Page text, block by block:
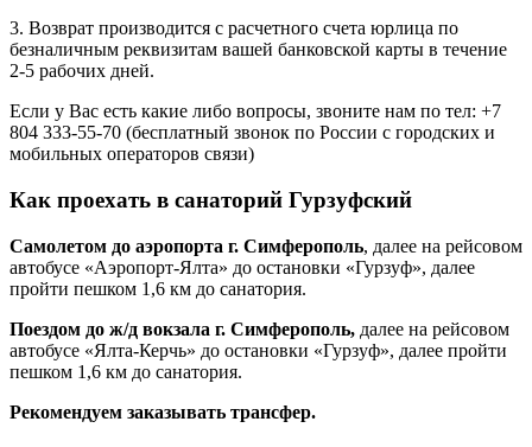
3. Возврат производится с расчетного счета юрлица по
безналичным реквизитам вашей банковской карты в течение
2-5 рабочих дней.
Если у Вас есть какие либо вопросы, звоните нам по тел: +7
804 333-55-70 (бесплатный звонок по России с городских и
мобильных операторов связи)
Как проехать в санаторий Гурзуфский
Самолетом до аэропорта г. Симферополь, далее на рейсовом
автобусе «Аэропорт-Ялта» до остановки «Гурзуф», далее
пройти пешком 1,6 км до санатория.
Поездом до ж/д вокзала г. Симферополь, далее на рейсовом
автобусе «Ялта-Керчь» до остановки «Гурзуф», далее пройти
пешком 1,6 км до санатория.
Рекомендуем заказывать трансфер.